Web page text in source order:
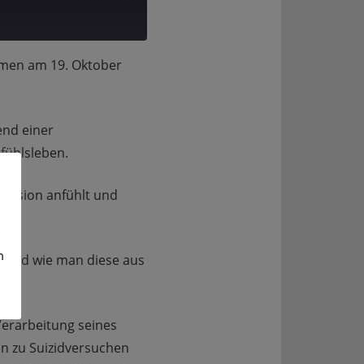
am 19. Oktober
einer
anfühlt und
wie man diese aus
seines
zu Suizidversuchen